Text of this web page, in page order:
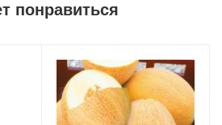
понравиться